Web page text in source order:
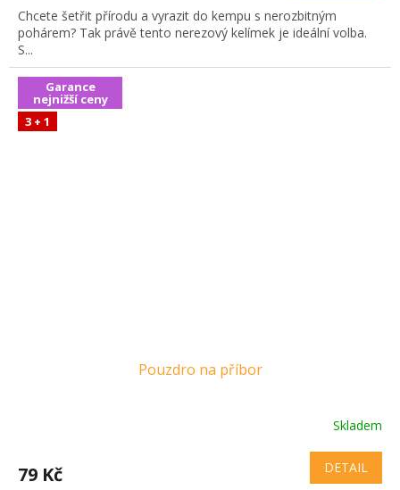
Chcete šetřit přírodu a vyrazit do kempu s nerozbitným
pohárem? Tak právě tento nerezový kelímek je ideální volba.
S...
Garance
nejnižší ceny
3 + 1
Pouzdro na příbor
Skladem
79 Kč DETAIL